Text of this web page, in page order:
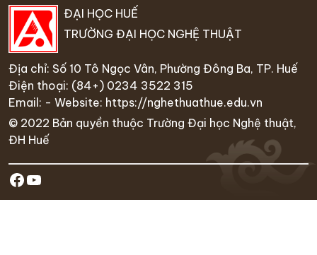
ĐẠI HỌC HUẾ
TRƯỜNG ĐẠI HỌC NGHỆ THUẬT
Địa chỉ: Số 10 Tô Ngọc Vân, Phường Đông Ba, TP. Huế
Điện thoại: (84+) 0234 3522 315
Email: - Website: https://nghethuathue.edu.vn
© 2022 Bản quyền thuộc Trường Đại học Nghệ thuật,
ĐH Huế
https://www.facebook.com/
Youtube